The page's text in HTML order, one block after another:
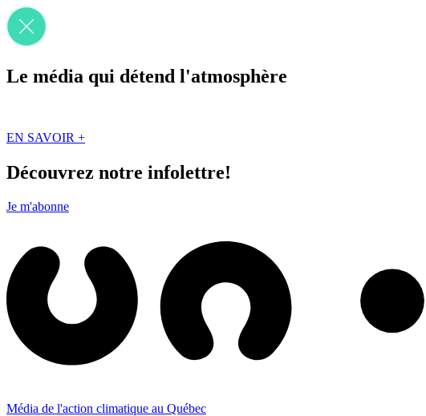
Le média qui détend l'atmosphère
EN SAVOIR +
Découvrez notre infolettre!
Je m'abonne
Média de l'action climatique au Québec